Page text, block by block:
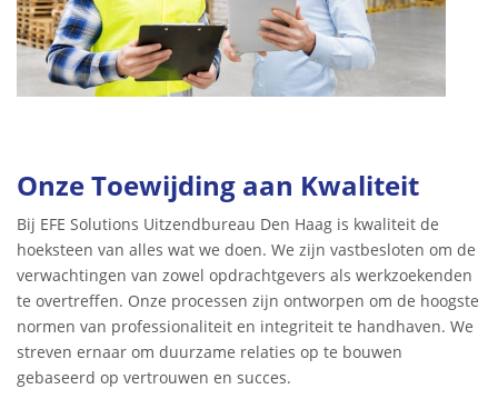
Onze Toewijding aan Kwaliteit
Bij EFE Solutions Uitzendbureau Den Haag is kwaliteit de
hoeksteen van alles wat we doen. We zijn vastbesloten om de
verwachtingen van zowel opdrachtgevers als werkzoekenden
te overtreffen. Onze processen zijn ontworpen om de hoogste
normen van professionaliteit en integriteit te handhaven. We
streven ernaar om duurzame relaties op te bouwen
gebaseerd op vertrouwen en succes.